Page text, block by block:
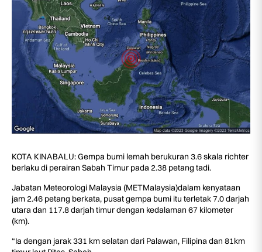
KOTA KINABALU: Gempa bumi lemah berukuran 3.6 skala richter
berlaku di perairan Sabah Timur pada 2.38 petang tadi.
Jabatan Meteorologi Malaysia (METMalaysia)dalam kenyataan
jam 2.46 petang berkata, pusat gempa bumi itu terletak 7.0 darjah
utara dan 117.8 darjah timur dengan kedalaman 67 kilometer
(km).
“Ia dengan jarak 331 km selatan dari Palawan, Filipina dan 81km